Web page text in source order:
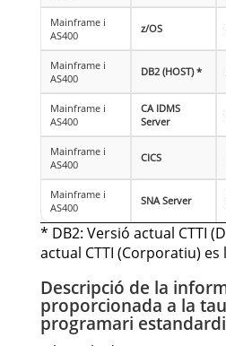
Mainframe i
AS400
z/OS
Mainframe i
AS400
DB2 (HOST) *
Mainframe i
AS400
CA IDMS
Server
Mainframe i
AS400
CICS
Mainframe i
AS400
SNA Server
* DB2: Versió actual CTTI
actual CTTI (Corporatiu) es
Descripció de la
proporcionada a la
programari